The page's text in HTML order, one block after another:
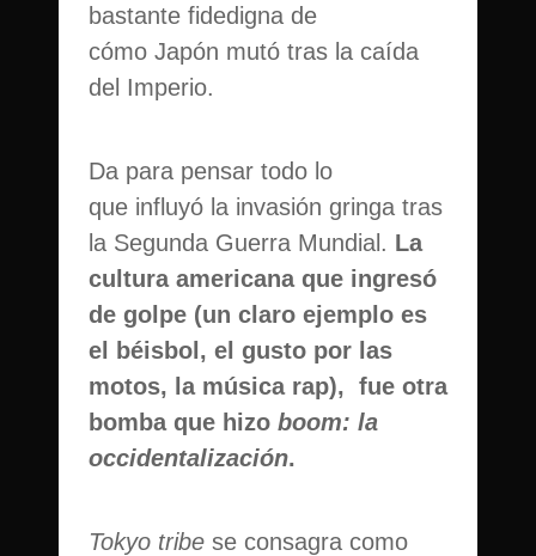
bastante fidedigna de
cómo Japón mutó tras la caída
del Imperio.
Da para pensar todo lo
que influyó la invasión gringa tras
la Segunda Guerra Mundial. La
cultura americana que ingresó
de golpe (un claro ejemplo es
el béisbol, el gusto por las
motos, la música rap), fue otra
bomba que hizo boom: la
occidentalización.
Tokyo tribe se consagra como